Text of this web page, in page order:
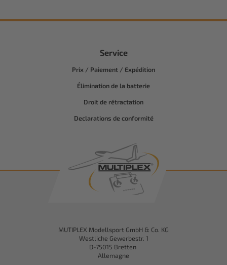
Service
Prix / Paiement / Expédition
Élimination de la batterie
Droit de rétractation
Declarations de conformité
MUTIPLEX Modellsport GmbH & Co. KG
Westliche Gewerbestr. 1
D-75015 Bretten
Allemagne